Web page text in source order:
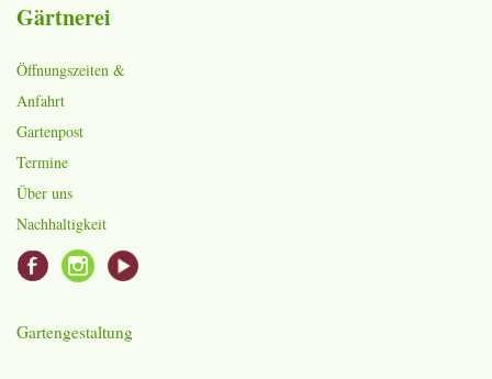
Gärtnerei
Öffnungszeiten &
Anfahrt
Gartenpost
Termine
Über uns
Nachhaltigkeit
Gartengestaltung